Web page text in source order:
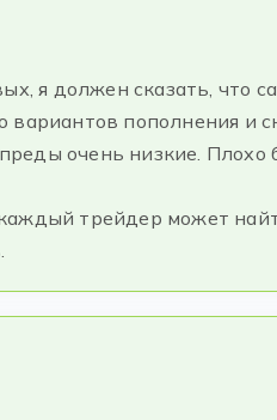
я должен сказать, что
пополнения и
очень низкие. Плохо
трейдер может